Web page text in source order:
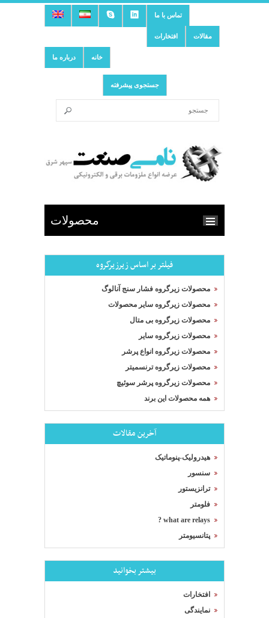
تماس با ما
افتخارات مقالات
درباره ما خانه
جستجوی پیشرفته
محصولات
فیلتر بر اساس زیرزیرگروه
محصولات زیرگروه فشار سنج آنالوگ
محصولات زیرگروه سایر محصولات
محصولات زیرگروه بی متال
محصولات زیرگروه سایر
محصولات زیرگروه انواع پرشر
محصولات زیرگروه ترنسمیتر
محصولات زیرگروه پرشر سوئیچ
همه محصولات این برند
آخرین مقالات
هیدرولیک-پنوماتیک
سنسور
ترانزیستور
فلومتر
what are relays ?
پتانسیومتر
بیشتر بخوانید
افتخارات
نمایندگی